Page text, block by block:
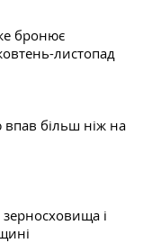
бронює
листопад
впав більш ніж на
і